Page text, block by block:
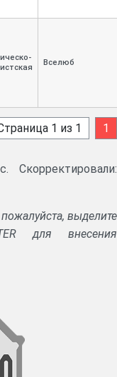
Вселюб
1 из 1 1
Скорректировали:
выделите
для внесения